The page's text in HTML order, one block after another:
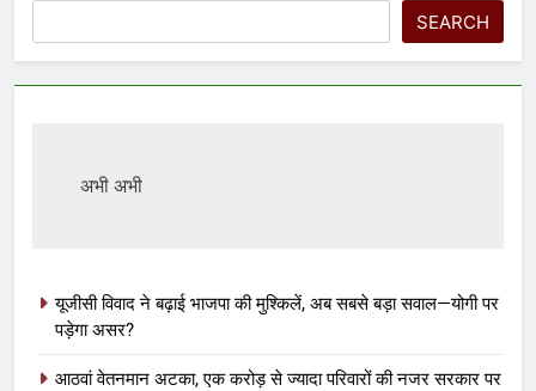
SEARCH
अभी अभी
यूजीसी विवाद ने बढ़ाई भाजपा की मुश्किलें, अब सबसे बड़ा सवाल—योगी पर
पड़ेगा असर?
आठवां वेतनमान अटका, एक करोड़ से ज्यादा परिवारों की नजर सरकार पर